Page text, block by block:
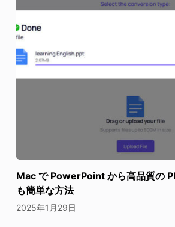
Mac で PowerPoint から高品質の
も簡単な方法
2025年1月29日